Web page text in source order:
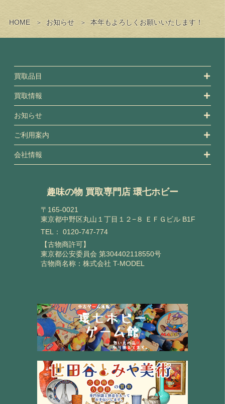
HOME お知らせ 本年もよろしくお願いいたします！
買取品目
買取情報
お知らせ
ご利用案内
会社情報
趣味の物 買取専門店 環七ホビー
〒165-0021
東京都中野区丸山１丁目１２−８ ＥＦＧビル B1F
TEL： 0120-747-774
【古物商許可】
東京都公安委員会 第304402118550号
古物商名称：株式会社 T-MODEL